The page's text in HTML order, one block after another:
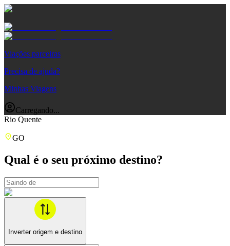
Viações parceiras
Precisa de ajuda?
Minhas Viagens
Carregando...
Rio Quente
GO
Qual é o seu próximo destino?
Inverter origem e destino